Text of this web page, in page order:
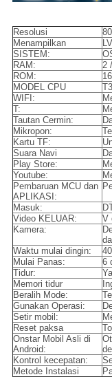
Resolusi
Menampilkan
SISTEM:
RAM:
2
ROM:
MODEL CPU
WIFI:
T:
Tautan Cermin:
Mikropon:
Kartu TF:
Suara Navi
Play Store:
Youtube:
Pembaruan MCU dan
APLIKASI:
Masuk:
Video KELUAR:
V
Kamera:
Waktu mulai dingin:
Mulai Panas:
6
Tidur:
Memori tidur
Beralih Mode:
Gunakan Operasi:
Setir mobil:
Reset paksa
Onstar Mobil Asli di
Android:
Kontrol kecepatan:
Metode Instalasi